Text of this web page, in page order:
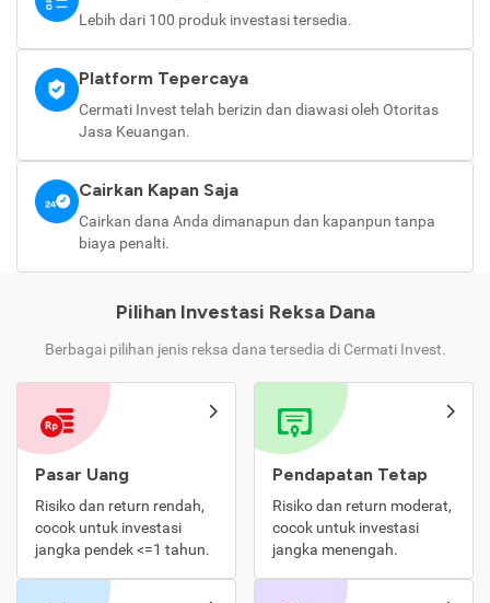
Lebih dari 100 produk investasi tersedia.
Platform Tepercaya
Cermati Invest telah berizin dan diawasi oleh Otoritas
Jasa Keuangan.
Cairkan Kapan Saja
Cairkan dana Anda dimanapun dan kapanpun tanpa
biaya penalti.
Pilihan Investasi Reksa Dana
Berbagai pilihan jenis reksa dana tersedia di Cermati Invest.
Pasar Uang
Risiko dan return rendah,
cocok untuk investasi
jangka pendek <=1 tahun.
Pendapatan Tetap
Risiko dan return moderat,
cocok untuk investasi
jangka menengah.